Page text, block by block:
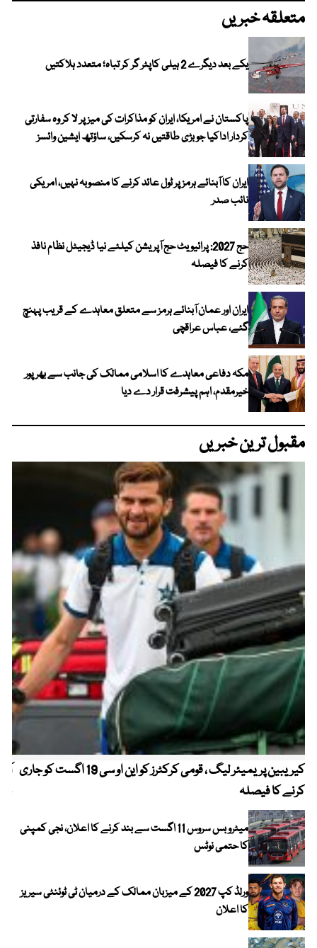
متعلقہ خبریں
یکے بعد دیگرے 2 ہیلی کاپٹر گر کر تباہ؛ متعدد ہلاکتیں
پاکستان نے امریکا، ایران کو مذاکرات کی میز پر لا کر وہ سفارتی
کردار اداکیا جو بڑی طاقتیں نہ کرسکیں، ساؤتھ ایشین وائسز
ایران کا آبنائے ہرمز پر ٹول عائد کرنے کا منصوبہ نہیں، امریکی
نائب صدر
حج 2027: پرائیویٹ حج آپریشن کیلئے نیا ڈیجیٹل نظام نافذ
کرنے کا فیصلہ
ایران اور عمان آبنائے ہرمز سے متعلق معاہدے کے قریب پہنچ
گئے، عباس عراقچی
مکہ دفاعی معاہدے کا اسلامی ممالک کی جانب سے بھرپور
خیرمقدم، اہم پیشرفت قرار دے دیا
مقبول ترین خبریں
کیریبین پریمیئر لیگ ، قومی کرکٹرز کو این او سی 19 اگست کو جاری
کرنے کا فیصلہ
میٹرو بس سروس 11 اگست سے بند کرنے کا اعلان، نجی کمپنی
کا حتمی نوٹس
ورلڈ کپ 2027 کے میزبان ممالک کے درمیان ٹی ٹوئنٹی سیریز
کا اعلان